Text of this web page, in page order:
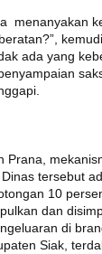
menanyakan
ada yang
Prana,
tersebut
10
dan
di
Siak,